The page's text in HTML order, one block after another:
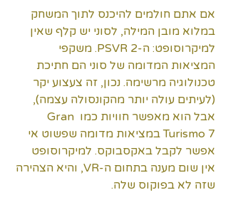
אם אתם חולמים להיכנס לתוך המשחק
במלוא מובן המילה, לסוני יש קלף שאין
למיקרוסופט: ה-PSVR 2. משקפי
המציאות המדומה של סוני הם חתיכת
טכנולוגיה מרשימה. נכון, זה צעצוע יקר
(לעיתים עולה יותר מהקונסולה עצמה),
אבל הוא מאפשר חוויות כמו Gran
Turismo 7 במציאות מדומה שפשוט אי
אפשר לקבל באקסבוקס. למיקרוסופט
אין שום מענה בתחום ה-VR, והיא הצהירה
שזה לא בפוקוס שלה.